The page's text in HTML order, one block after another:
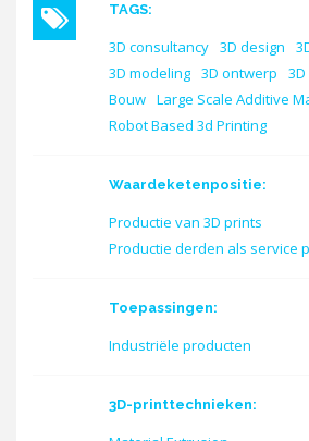
TAGS:
3D consultancy 3D design
3D modeling 3D ontwerp
Bouw Large Scale Additive
Robot Based 3d Printing
Waardeketenpositie:
Productie van 3D prints
Productie derden als service
Toepassingen:
Industriële producten
3D-printtechnieken: